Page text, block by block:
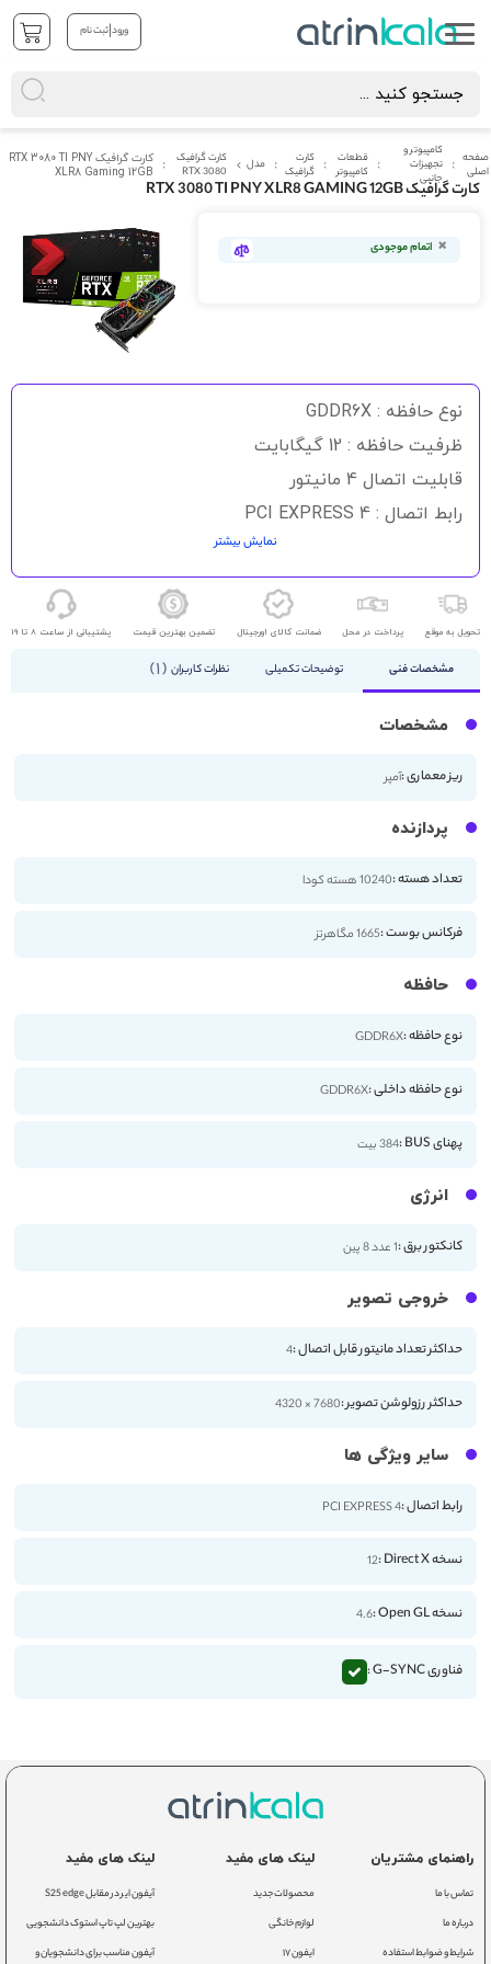
ورود|ثبت نام
صفحه
اصلی
کامپیوتر و
تجهیزات
جانبی
قطعات
کامپیوتر
کارت
گرافیک
مدل
کارت گرافیک
RTX 3080
کارت گرافیک RTX 3080 TI PNY
XLR8 Gaming 12GB
کارت گرافیک RTX 3080 TI PNY XLR8 GAMING 12GB
انتهای
گالری
تصاویر
اتمام موجودی
نوع حافظه : GDDR6X
ظرفیت حافظه : 12 گیگابایت
قابلیت اتصال 4 مانیتور
رابط اتصال : PCI EXPRESS 4
نمایش بیشتر
تحویل به موقع پرداخت در محل ضمانت کالای اورجینال تضمین بهترین قیمت پشتیبانی از ساعت 8 تا 19
مشخصات فنی توضیحات تکمیلی نظرات کاربران 1
مشخصات
ریز معماری :آمپر
پردازنده
تعداد هسته :10240 هسته کودا
فرکانس بوست :1665 مگاهرتز
حافظه
نوع حافظه :GDDR6X
نوع حافظه داخلی :GDDR6X
پهنای BUS : 384 بیت
انرژی
کانکتور برق :1 عدد 8 پین
خروجی تصویر
حداکثر تعداد مانیتور قابل اتصال :4
حداکثر رزولوشن تصویر :7680 × 4320
سایر ویژگی ها
رابط اتصال :PCI EXPRESS 4
نسخه Direct X : 12
نسخه Open GL : 4.6
فناوری G-SYNC :
راهنمای مشتریان
تماس با ما
درباره ما
شرایط و ضوابط استفاده
لینک های مفید
محصولات جدید
لوازم خانگی
ایفون ۱۷
لینک های مفید
آیفون ایر در مقابل S25 edge
بهترین لپ تاپ استوک دانشجویی
آیفون مناسب برای دانشجویان و